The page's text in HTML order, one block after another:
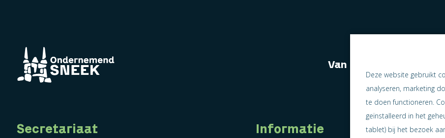
Van naast elkaar
Secretariaat Informatie
Deze website gebruikt
analyseren, marketing
te doen functioneren.
geïnstalleerd in het
tablet) bij het bezoek